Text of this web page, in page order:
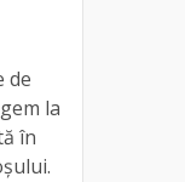
de
la
în